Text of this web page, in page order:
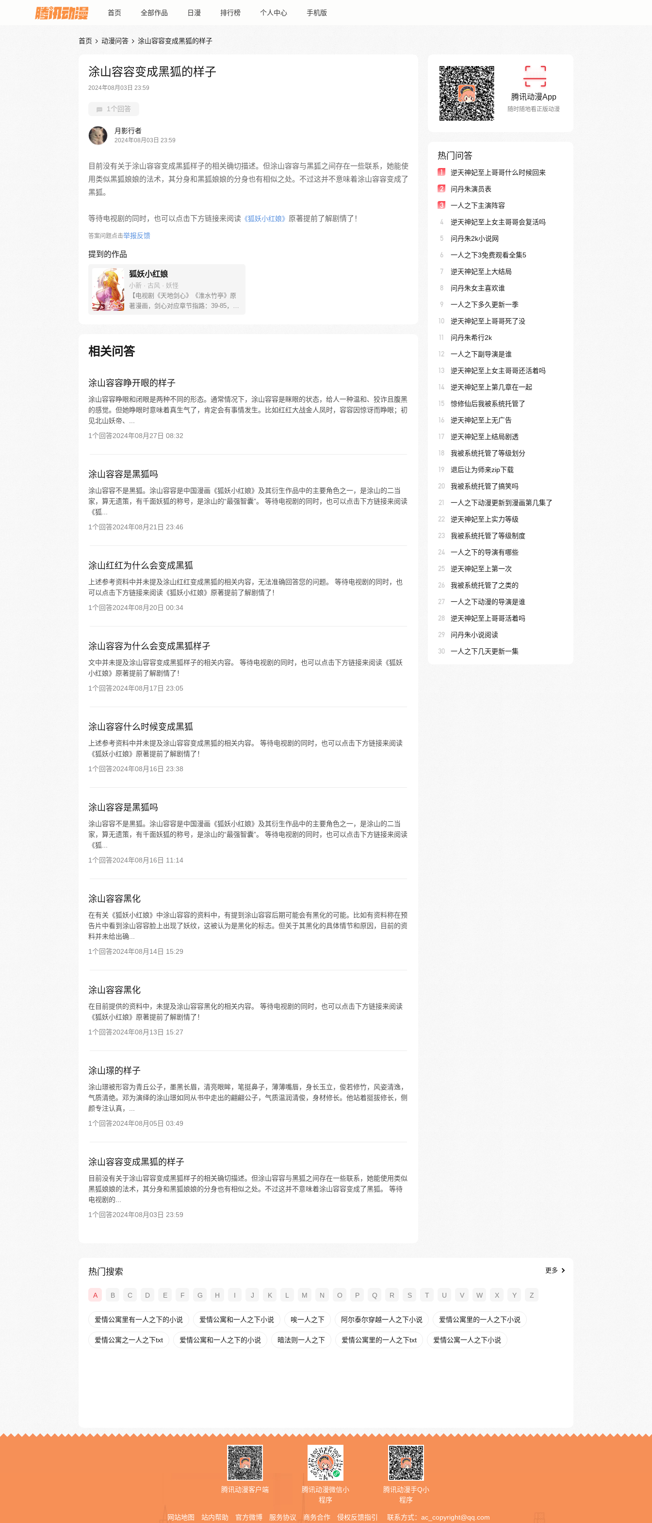
首页 全部作品 日漫 排行榜 个人中心 手机版
首页  动漫问答  涂山容容变成黑狐的样子
涂山容容变成黑狐的样子
2024年08月03日 23:59
1个回答
月影行者
2024年08月03日 23:59
目前没有关于涂山容容变成黑狐样子的相关确切描述。但涂山容容与黑狐之间存在一些联系，她能使
用类似黑狐娘娘的法术，其分身和黑狐娘娘的分身也有相似之处。不过这并不意味着涂山容容变成了
黑狐。
等待电视剧的同时，也可以点击下方链接来阅读 《狐妖小红娘》 原著提前了解剧情了！
答案问题点击举报反馈
提到的作品
狐妖小红娘
小新 · 古风 · 妖怪
【电视剧《天地剑心》《淮水竹亭》原
著漫画，剑心对应章节指路：39-85，淮
新。）
相关问答
涂山容容睁开眼的样子
涂山容容睁眼和闭眼是两种不同的形态。通常情况下，涂山容容是眯眼的状态，给人一种温和、狡诈且腹黑
的感觉。但她睁眼时意味着真生气了，肯定会有事情发生。比如红红大战金人凤时，容容因惊讶而睁眼；初
见北山妖帝、...
1个回答2024年08月27日 08:32
涂山容容是黑狐吗
涂山容容不是黑狐。涂山容容是中国漫画《狐妖小红娘》及其衍生作品中的主要角色之一，是涂山的二当
家，算无遗策，有千面妖狐的称号，是涂山的“最强智囊”。 等待电视剧的同时，也可以点击下方链接来阅读
《狐...
1个回答2024年08月21日 23:46
涂山红红为什么会变成黑狐
上述参考资料中并未提及涂山红红变成黑狐的相关内容，无法准确回答您的问题。 等待电视剧的同时，也
可以点击下方链接来阅读《狐妖小红娘》原著提前了解剧情了！
1个回答2024年08月20日 00:34
涂山容容为什么会变成黑狐样孑
文中并未提及涂山容容变成黑狐样子的相关内容。 等待电视剧的同时，也可以点击下方链接来阅读《狐妖
小红娘》原著提前了解剧情了！
1个回答2024年08月17日 23:05
涂山容容什么时候变成黑狐
上述参考资料中并未提及涂山容容变成黑狐的相关内容。 等待电视剧的同时，也可以点击下方链接来阅读
《狐妖小红娘》原著提前了解剧情了！
1个回答2024年08月16日 23:38
涂山容容是黑狐吗
涂山容容不是黑狐。涂山容容是中国漫画《狐妖小红娘》及其衍生作品中的主要角色之一，是涂山的二当
家，算无遗策，有千面妖狐的称号，是涂山的“最强智囊”。 等待电视剧的同时，也可以点击下方链接来阅读
《狐...
1个回答2024年08月16日 11:14
涂山容容黑化
在有关《狐妖小红娘》中涂山容容的资料中，有提到涂山容容后期可能会有黑化的可能。比如有资料称在预
告片中看到涂山容容脸上出现了妖纹，这被认为是黑化的标志。但关于其黑化的具体情节和原因，目前的资
料并未给出确...
1个回答2024年08月14日 15:29
涂山容容黑化
在目前提供的资料中，未提及涂山容容黑化的相关内容。 等待电视剧的同时，也可以点击下方链接来阅读
《狐妖小红娘》原著提前了解剧情了！
1个回答2024年08月13日 15:27
涂山璟的样子
涂山璟被形容为青丘公子，墨黑长眉，清亮眼眸，笔挺鼻子，薄薄嘴唇，身长玉立，俊若修竹，风姿清逸，
气质清绝。邓为演绎的涂山璟如同从书中走出的翩翩公子，气质温润清俊，身材修长。他站着挺拔修长，侧
颜专注认真，...
1个回答2024年08月05日 03:49
涂山容容变成黑狐的样子
目前没有关于涂山容容变成黑狐样子的相关确切描述。但涂山容容与黑狐之间存在一些联系，她能使用类似
黑狐娘娘的法术，其分身和黑狐娘娘的分身也有相似之处。不过这并不意味着涂山容容变成了黑狐。 等待
电视剧的...
1个回答2024年08月03日 23:59
腾讯动漫App
随时随地看正版动漫
热门问答
1 逆天神妃至上哥哥什么时候回来
2 问丹朱演员表
3 一人之下主演阵容
4 逆天神妃至上女主哥哥会复活吗
5 问丹朱2k小说网
6 一人之下3免费观看全集5
7 逆天神妃至上大结局
8 问丹朱女主喜欢谁
9 一人之下多久更新一季
10 逆天神妃至上哥哥死了没
11 问丹朱希行2k
12 一人之下副导演是谁
13 逆天神妃至上女主哥哥还活着吗
14 逆天神妃至上第几章在一起
15 惊修仙后我被系统托管了
16 逆天神妃至上无广告
17 逆天神妃至上结局剧透
18 我被系统托管了等级划分
19 退后让为师来zip下载
20 我被系统托管了搞笑吗
21 一人之下动漫更新到漫画第几集了
22 逆天神妃至上实力等级
23 我被系统托管了等级制度
24 一人之下的导演有哪些
25 逆天神妃至上第一次
26 我被系统托管了之类的
27 一人之下动漫的导演是谁
28 逆天神妃至上哥哥活着吗
29 问丹朱小说阅读
30 一人之下几天更新一集
热门搜索 更多
A B C D E F G H I J K L M N O P Q R S T U V W X Y Z
爱情公寓里有一人之下的小说 爱情公寓和一人之下小说 唉一人之下 阿尔泰尔穿越一人之下小说 爱情公寓里的一人之下小说
爱情公寓之一人之下txt 爱情公寓和一人之下的小说 暗法则一人之下 爱情公寓里的一人之下txt 爱情公寓一人之下小说
腾讯动漫客户端
腾讯动漫微信小
程序
腾讯动漫手Q小
程序
网站地图 站内帮助 官方微博 服务协议 商务合作 侵权反馈指引 联系方式： ac_copyright@qq.com